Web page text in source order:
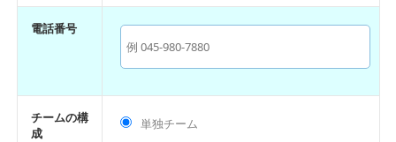
電話番号
チームの構
成
単独チーム